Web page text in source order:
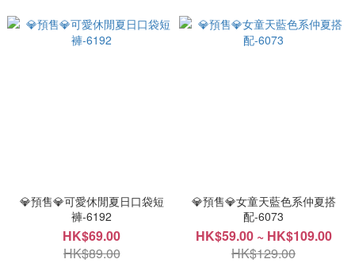
💎預售💎可愛休閒夏日口袋短
褲-6192
HK$69.00
HK$89.00
💎預售💎女童天藍色系仲夏搭
配-6073
HK$59.00 ~ HK$109.00
HK$129.00